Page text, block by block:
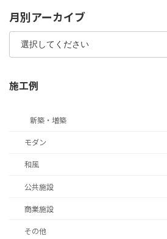
月別アーカイブ
施工例
新築・増築
モダン
和風
公共施設
商業施設
その他